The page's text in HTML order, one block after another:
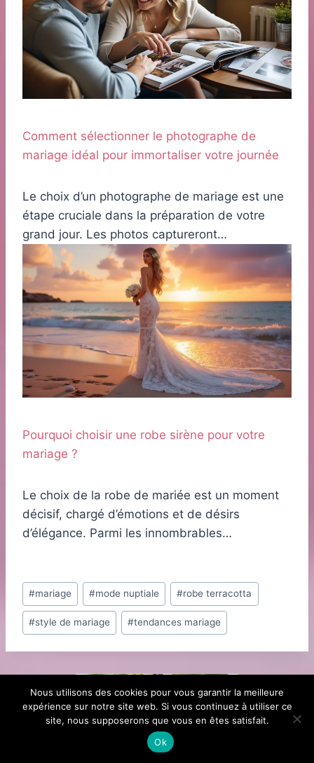
Comment sélectionner le photographe de
mariage idéal pour immortaliser votre journée
Le choix d’un photographe de mariage est une
étape cruciale dans la préparation de votre
grand jour. Les photos captureront…
Pourquoi choisir une robe sirène pour votre
mariage ?
Le choix de la robe de mariée est un moment
décisif, chargé d’émotions et de désirs
d’élégance. Parmi les innombrables…
Étiquettes
de
la
#mariage #mode nuptiale #robe terracotta
#style de mariage #tendances mariage
Nous utilisons des cookies pour vous garantir la meilleure
expérience sur notre site web. Si vous continuez à utiliser ce
site, nous supposerons que vous en êtes satisfait.
Ok